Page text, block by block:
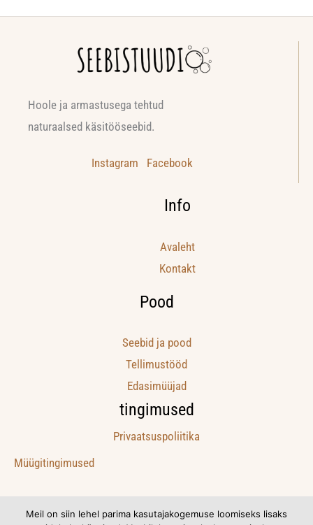
Hoole ja armastusega tehtud
naturaalsed käsitööseebid.
Instagram Facebook
Info
Avaleht
Kontakt
Pood
Seebid ja pood
Tellimustööd
Edasimüüjad
tingimused
Privaatsuspoliitika
Müügitingimused
Meil on siin lehel parima kasutajakogemuse loomiseks lisaks